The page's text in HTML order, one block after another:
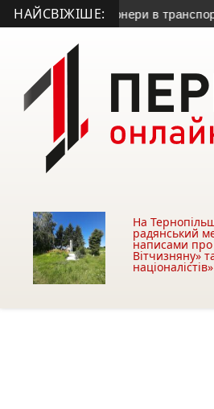
НАЙСВІЖІШЕ:
кондиціонери в транспорті:
На
радянський
написами про
Вітчизняну»
націоналістів»